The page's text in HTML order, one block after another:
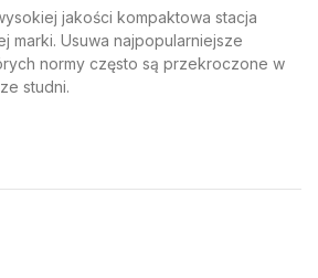
jakości kompaktowa stacja
marki. Usuwa najpopularniejsze
normy często są przekroczone w
studni.